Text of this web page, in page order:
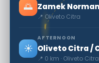
🌅 Zamek
📍 Oliveto Citra
☀️
AFTERNOON
Oliveto Citra /
📍 0 km · Oliveto Citra